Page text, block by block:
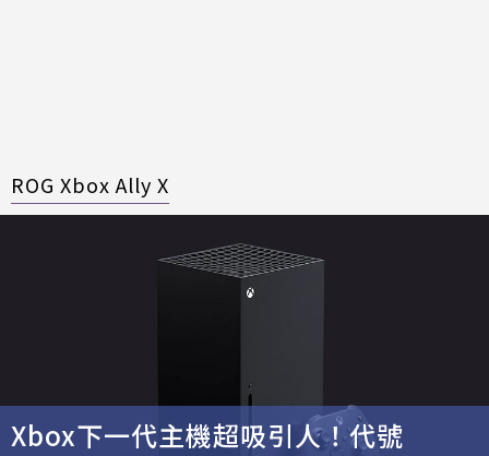
ROG Xbox Ally X
Xbox下一代主機超吸引人！代號